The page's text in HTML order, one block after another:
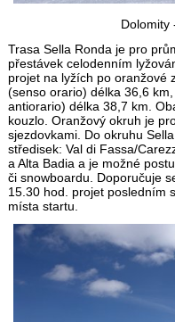
Dolomity
Trasa Sella Ronda je pro
přestávek celodenním
projet na lyžích po oranžové
(senso orario) délka 36,6
antiorario) délka 38,7 km.
kouzlo. Oranžový okruh je
sjezdovkami. Do okruhu
středisek: Val di Fassa/
a Alta Badia a je možné
či snowboardu. Doporučuje
15.30 hod. projet posledním
místa startu.